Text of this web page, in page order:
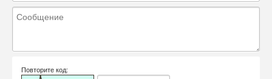
Повторите код: